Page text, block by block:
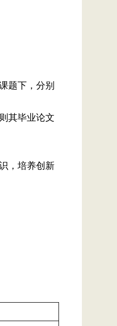
题下，分别
其毕业论文
，培养创新